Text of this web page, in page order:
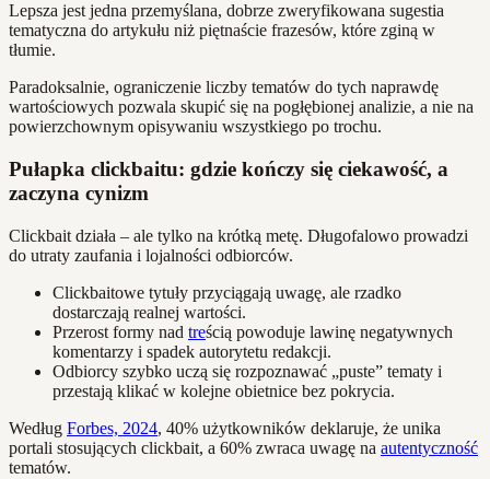
Lepsza jest jedna przemyślana, dobrze zweryfikowana sugestia
tematyczna do artykułu niż piętnaście frazesów, które zginą w
tłumie.
Paradoksalnie, ograniczenie liczby tematów do tych naprawdę
wartościowych pozwala skupić się na pogłębionej analizie, a nie na
powierzchownym opisywaniu wszystkiego po trochu.
Pułapka clickbaitu: gdzie kończy się ciekawość, a
zaczyna cynizm
Clickbait działa – ale tylko na krótką metę. Długofalowo prowadzi
do utraty zaufania i lojalności odbiorców.
Clickbaitowe tytuły przyciągają uwagę, ale rzadko
dostarczają realnej wartości.
Przerost formy nad treścią powoduje lawinę negatywnych
komentarzy i spadek autorytetu redakcji.
Odbiorcy szybko uczą się rozpoznawać „puste” tematy i
przestają klikać w kolejne obietnice bez pokrycia.
Według Forbes, 2024, 40% użytkowników deklaruje, że unika
portali stosujących clickbait, a 60% zwraca uwagę na autentyczność
tematów.